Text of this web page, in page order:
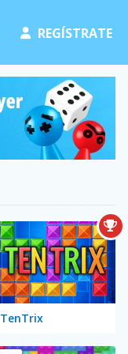
REGÍSTRATE
TenTrix